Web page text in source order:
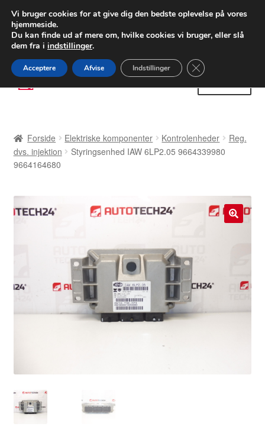
LEVERING fra 55 kr.
FEDEX verdensomspændende forsendelse
80 82 72 02
Spring
til
Spring
til
Betalinger
Klage
Om os
Forside Elektriske komponenter Kontrolenheder
Reg.
dvs. injektion
Styringsenhed IAW 6LP2.05 9664339980
9664164680
Vi bruger cookies for at give dig den bedste oplevelse på vores
hjemmeside.
Du kan finde ud af mere om, hvilke cookies vi bruger, eller slå
dem fra i indstillinger.
Acceptere Afvise Indstillinger Close GDPR